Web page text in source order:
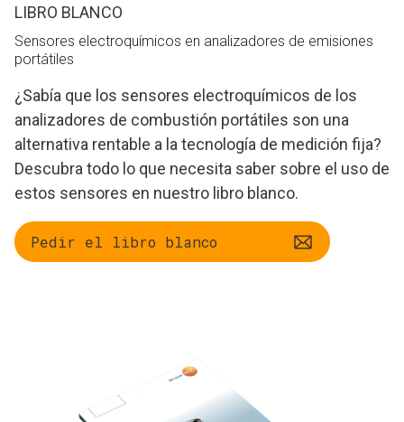
LIBRO BLANCO
Sensores electroquímicos en analizadores de emisiones
portátiles
¿Sabía que los sensores electroquímicos de los
analizadores de combustión portátiles son una
alternativa rentable a la tecnología de medición fija?
Descubra todo lo que necesita saber sobre el uso de
estos sensores en nuestro libro blanco.
Pedir el libro blanco